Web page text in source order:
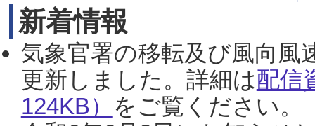
新着情報
気象官署の移転及び風向風
更新しました。詳細は配信
124KB） をご覧ください。